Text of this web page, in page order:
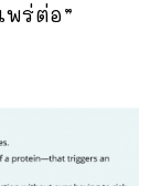
ร่ต่อ”